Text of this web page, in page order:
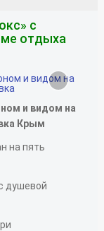
с
отдыха
›
и видом на
Крым
на пять
душевой